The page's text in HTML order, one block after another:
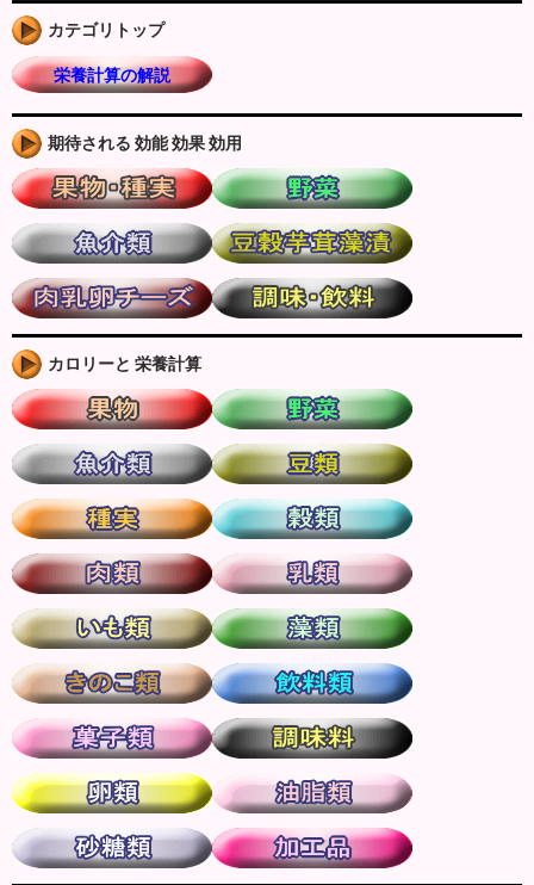
カテゴリトップ
栄養計算の解説
期待される 効能 効果 効用
カロリーと 栄養計算